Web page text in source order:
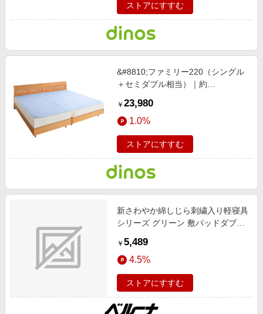
ストアにすすむ
&#8810;ファミリー220（シングル
＋セミダブル相当）｜約
（R）EX 無地 敷きパッド ファミリ
ーサイズ アイボリー 【通販】
￥ 23,980
1.0%
ストアにすすむ
新さわやか綿しじら刺繍入り軽寝具
シリーズ グリーン 敷パッドダブル
￥ 5,489
4.5%
ストアにすすむ